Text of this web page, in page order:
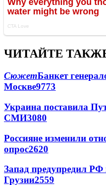
ЧИТАЙТЕ
СюжетБанкет
Москве9773
Украина поставила
СМИ3080
Россияне изменили
опрос2620
Запад предупредил РФ
Грузии2559